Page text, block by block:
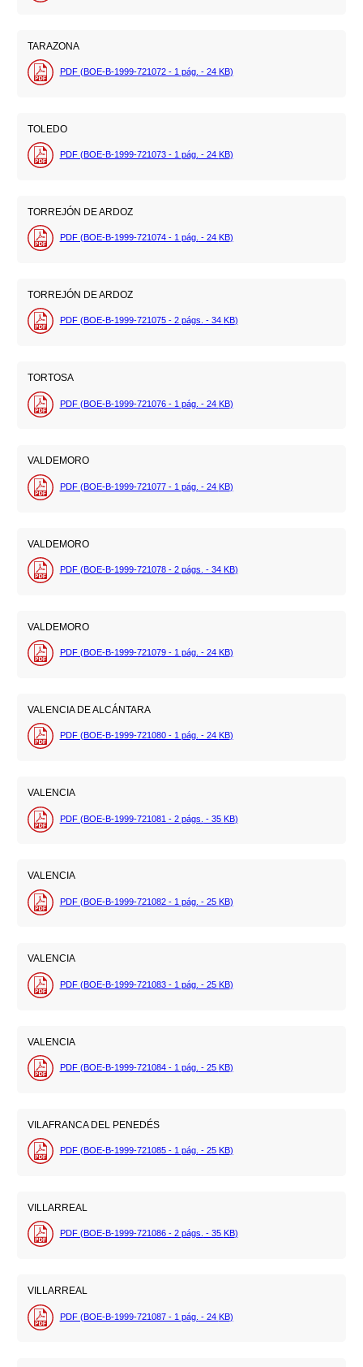
TARAZONA
PDF (BOE-B-1999-721072 - 1 pág. - 24 KB)
TOLEDO
PDF (BOE-B-1999-721073 - 1 pág. - 24 KB)
TORREJÓN DE ARDOZ
PDF (BOE-B-1999-721074 - 1 pág. - 24 KB)
TORREJÓN DE ARDOZ
PDF (BOE-B-1999-721075 - 2 págs. - 34 KB)
TORTOSA
PDF (BOE-B-1999-721076 - 1 pág. - 24 KB)
VALDEMORO
PDF (BOE-B-1999-721077 - 1 pág. - 24 KB)
VALDEMORO
PDF (BOE-B-1999-721078 - 2 págs. - 34 KB)
VALDEMORO
PDF (BOE-B-1999-721079 - 1 pág. - 24 KB)
VALENCIA DE ALCÁNTARA
PDF (BOE-B-1999-721080 - 1 pág. - 24 KB)
VALENCIA
PDF (BOE-B-1999-721081 - 2 págs. - 35 KB)
VALENCIA
PDF (BOE-B-1999-721082 - 1 pág. - 25 KB)
VALENCIA
PDF (BOE-B-1999-721083 - 1 pág. - 25 KB)
VALENCIA
PDF (BOE-B-1999-721084 - 1 pág. - 25 KB)
VILAFRANCA DEL PENEDÉS
PDF (BOE-B-1999-721085 - 1 pág. - 25 KB)
VILLARREAL
PDF (BOE-B-1999-721086 - 2 págs. - 35 KB)
VILLARREAL
PDF (BOE-B-1999-721087 - 1 pág. - 24 KB)